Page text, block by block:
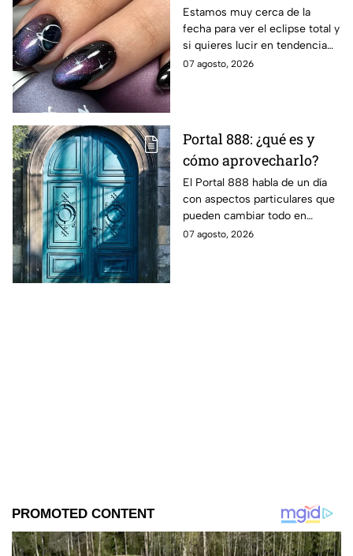
total; son auténticas y
con colores cósmicos
Estamos muy cerca de la
fecha para ver el eclipse total y
si quieres lucir en tendencia
con el día mira estos diseños
07 agosto, 2026
Portal 888: ¿qué es y
cómo aprovecharlo?
El Portal 888 habla de un día
con aspectos particulares que
pueden cambiar todo en
cuanto a la forma de recibir al
07 agosto, 2026